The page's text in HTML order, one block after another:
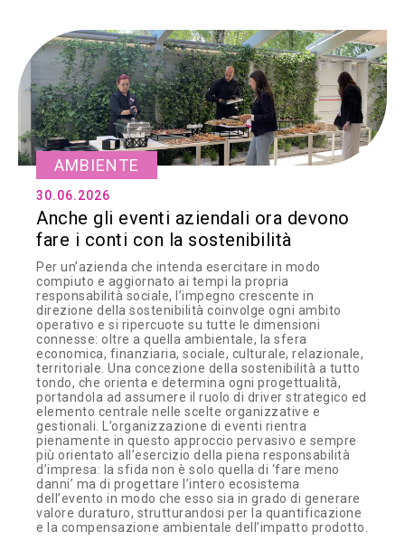
AMBIENTE
30.06.2026
Anche gli eventi aziendali ora devono
fare i conti con la sostenibilità
Per un’azienda che intenda esercitare in modo
compiuto e aggiornato ai tempi la propria
responsabilità sociale, l’impegno crescente in
direzione della sostenibilità coinvolge ogni ambito
operativo e si ripercuote su tutte le dimensioni
connesse: oltre a quella ambientale, la sfera
economica, finanziaria, sociale, culturale, relazionale,
territoriale. Una concezione della sostenibilità a tutto
tondo, che orienta e determina ogni progettualità,
portandola ad assumere il ruolo di driver strategico ed
elemento centrale nelle scelte organizzative e
gestionali. L’organizzazione di eventi rientra
pienamente in questo approccio pervasivo e sempre
più orientato all’esercizio della piena responsabilità
d’impresa: la sfida non è solo quella di ‘fare meno
danni’ ma di progettare l’intero ecosistema
dell’evento in modo che esso sia in grado di generare
valore duraturo, strutturandosi per la quantificazione
e la compensazione ambientale dell’impatto prodotto.